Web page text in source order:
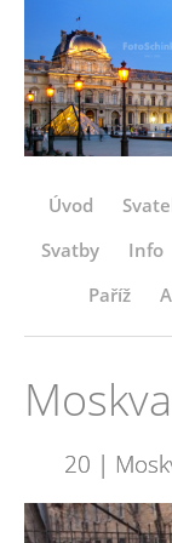
Úvod
Svatby
Info
Paříž
Moskva
20 |